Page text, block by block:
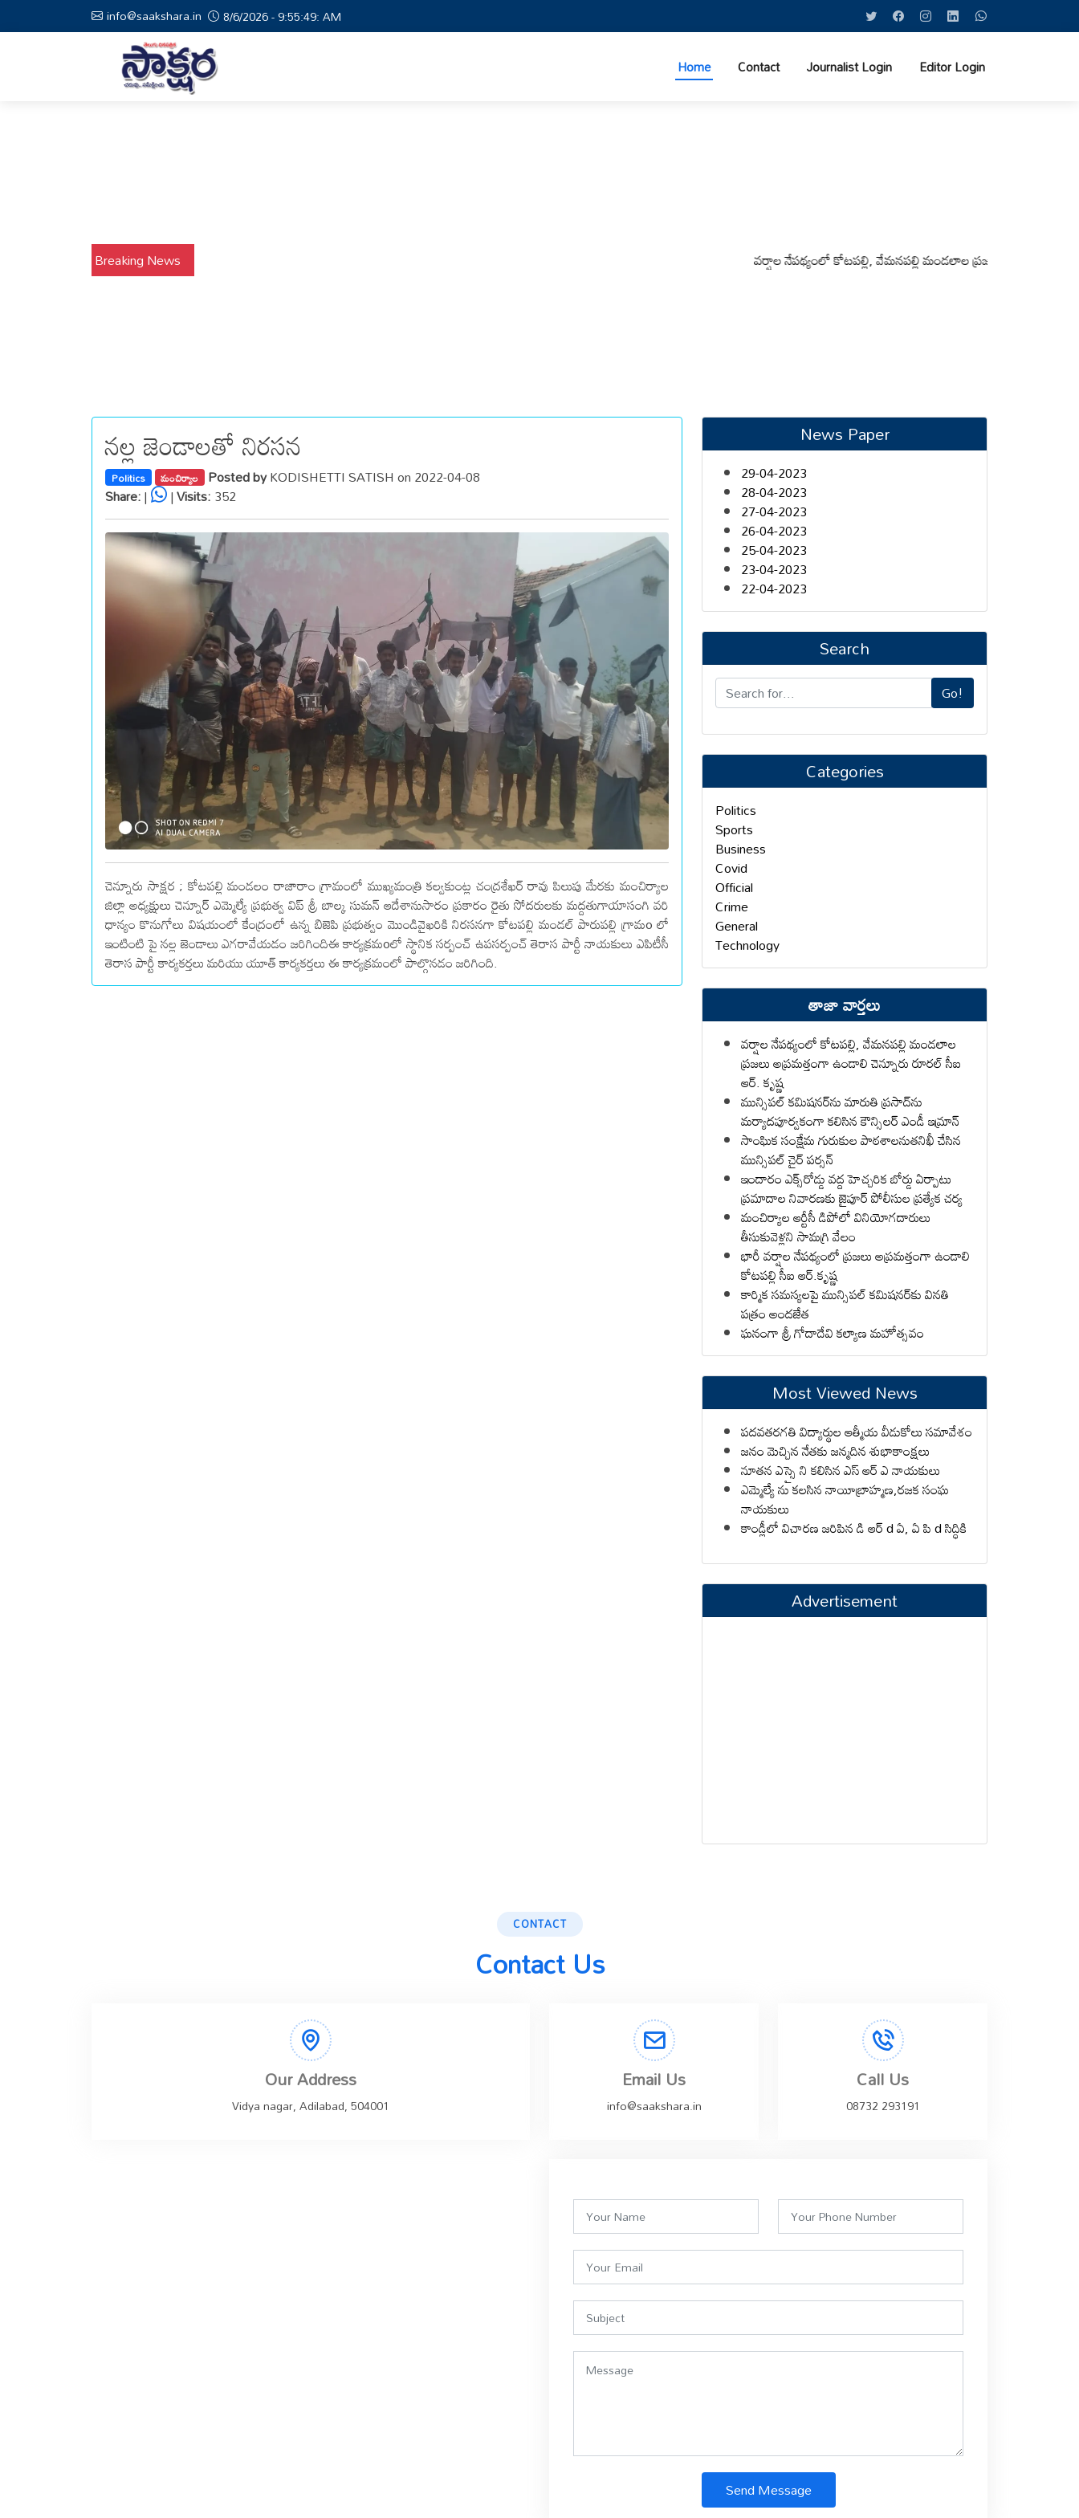
info@saakshara.in 8/6/2026 - 9:55:50: AM
Home Contact Journalist Login Editor Login
Breaking News వర్షాల నేపథ్యంలో కోటపల్లి, వేమనపల్లి మండలాల ప్రజలు అప్రమత్తంగా ఉండాలి
నల్ల జెండాలతో నిరసన
Politics మంచిర్యాల Posted byKODISHETTI SATISH on 2022-04-08
Share:| |Visits:352
చెన్నూరు సాక్షర ; కోటపల్లి మండలం రాజారాం గ్రామంలో ముఖ్యమంత్రి కల్వకుంట్ల చంద్రశేఖర్ రావు పిలుపు మేరకు మంచిర్యాల
జిల్లా అధ్యక్షులు చెన్నూర్ ఎమ్మెల్యే ప్రభుత్వ విప్ శ్రీ బాల్క సుమన్ ఆదేశానుసారం ప్రకారం రైతు సోదరులకు మద్దతుగాయాసంగి వరి
ధాన్యం కొనుగోలు విషయంలో కేంద్రంలో ఉన్న బిజెపి ప్రభుత్వం మొండివైఖరికి నిరసనగా కోటపల్లి మండల్ పారుపల్లి గ్రామo లో
ఇంటింటి పై నల్ల జెండాలు ఎగరావేయడం జరిగిందిఈ కార్యక్రమoలో స్థానిక సర్పంచ్ ఉపసర్పంచ్ తెరాస పార్టీ నాయకులు ఎపిటీసీ
తెరాస పార్టీ కార్యకర్తలు మరియు యూత్ కార్యకర్తలు ఈ కార్యక్రమంలో పాల్గొనడం జరిగింది.
News Paper
29-04-2023
28-04-2023
27-04-2023
26-04-2023
25-04-2023
23-04-2023
22-04-2023
Search
Go!
Categories
Politics
Sports
Business
Covid
Official
Crime
General
Technology
తాజా వార్తలు
వర్షాల నేపథ్యంలో కోటపల్లి, వేమనపల్లి మండలాల
ప్రజలు అప్రమత్తంగా ఉండాలి చెన్నూరు రూరల్ సీఐ
ఆర్. కృష్ణ
మున్సిపల్ కమిషనర్‌ను మారుతి ప్రసాద్‌ను
మర్యాదపూర్వకంగా కలిసిన కౌన్సిలర్ ఎండీ ఇమ్రాన్ ​
సాంఘిక సంక్షేమ గురుకుల పాఠశాలనుతనిఖీ చేసిన
మున్సిపల్ చైర్ పర్సన్
ఇందారం ఎక్స్‌రోడ్డు వద్ద హెచ్చరిక బోర్డు ఏర్పాటు
ప్రమాదాల నివారణకు జైపూర్ పోలీసుల ప్రత్యేక చర్య
మంచిర్యాల ఆర్టీసీ డిపోలో వినియోగదారులు
తీసుకువెళ్లని సామగ్రి వేలం
భారీ వర్షాల నేపథ్యంలో ప్రజలు అప్రమత్తంగా ఉండాలి
కోటపల్లి సీఐ ఆర్.కృష్ణ
కార్మిక సమస్యలపై మున్సిపల్ కమిషనర్‌కు వినతి
పత్రం అందజేత
ఘనంగా శ్రీ గోదాదేవి కల్యాణ మహోత్సవం
Most Viewed News
పదవతరగతి విద్యార్థుల ఆత్మీయ వీడుకోలు సమావేశం
జనం మెచ్చిన నేతకు జన్మదిన శుభాకాంక్షలు
నూతన ఎస్సై ని కలిసిన ఎస్ ఆర్ ఎ నాయకులు
ఎమ్మెల్యే ను కలసిన నాయీబ్రాహ్మణ,రజక సంఘ
నాయకులు
కాండ్లీలో విచారణ జరిపిన డి ఆర్ d ఏ, ఏ పి d సిద్ధికి
Advertisement
CONTACT
Contact Us
Our Address
Vidya nagar, Adilabad, 504001
Email Us
info@saakshara.in
Call Us
08732 293191
Send Message